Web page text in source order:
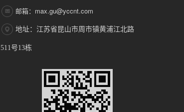
邮箱：max.gu@yccnt.com
地址：江苏省昆山市周市镇黄浦江北路
511号13栋